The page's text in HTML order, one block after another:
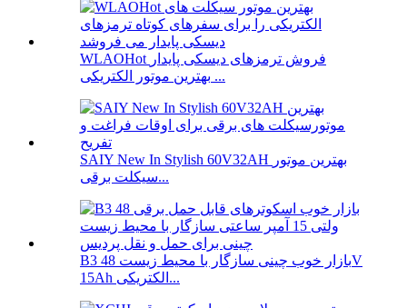
WLAOHot فروش ترمزهای دیسکی پایدار
بهترین موتور الکتریکی ...
SAIY New In Stylish 60V32AH بهترین موتور
سیکلت برقی...
B3 بازار خوب چینی سازگار با محیط زیست 48V
15Ah الکتریکی...